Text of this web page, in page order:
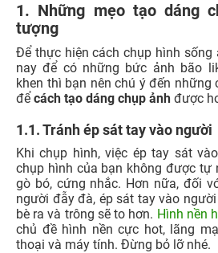
1. Những mẹo tạo dáng
tượng
Để thực hiện cách chụp hình sống
nay để có những bức ảnh bão
khen thì bạn nên chú ý đến những
để cách tạo dáng chụp ảnh được
1.1. Tránh ép sát tay vào người
Khi chụp hình, việc ép tay sát
chụp hình của bạn không được tự
gò bó, cứng nhắc. Hơn nữa, đối
người đẫy đà, ép sát tay vào
bè ra và trông sẽ to hơn. Hình nền
chủ đề hình nền cực hot, lãng
thoại và máy tính. Đừng bỏ lỡ nhé.